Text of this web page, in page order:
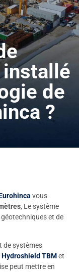
de
?
vous
, Le système
et de
de systèmes
Hydroshield TBMet
peut mettre en